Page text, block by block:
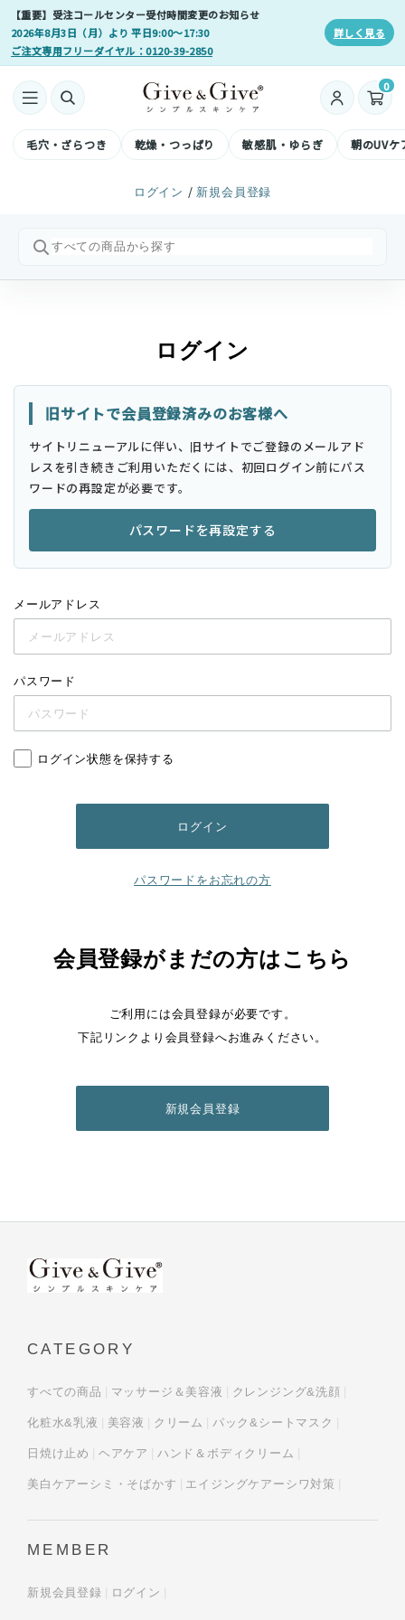
【重要】受注コールセンター受付時間変更のお知らせ
2026年8月3日（月）より 平日9:00〜17:30
ご注文専用フリーダイヤル：0120-39-2850
詳しく見る
0
毛穴・ざらつき 乾燥・つっぱり 敏感肌・ゆらぎ 朝のUVケ
ログイン / 新規会員登録
ログイン
旧サイトで会員登録済みのお客様へ
サイトリニューアルに伴い、旧サイトでご登録のメールアド
レスを引き続きご利用いただくには、初回ログイン前にパス
ワードの再設定が必要です。
パスワードを再設定する
メールアドレス
パスワード
ログイン状態を保持する
パスワードをお忘れの方
会員登録がまだの方はこちら
ご利用には会員登録が必要です。
下記リンクより会員登録へお進みください。
新規会員登録
CATEGORY
すべての商品 マッサージ＆美容液 クレンジング&洗顔
化粧水&乳液 美容液 クリーム パック&シートマスク
日焼け止め ヘアケア ハンド＆ボディクリーム
美白ケアーシミ・そばかす エイジングケアーシワ対策
MEMBER
新規会員登録 ログイン